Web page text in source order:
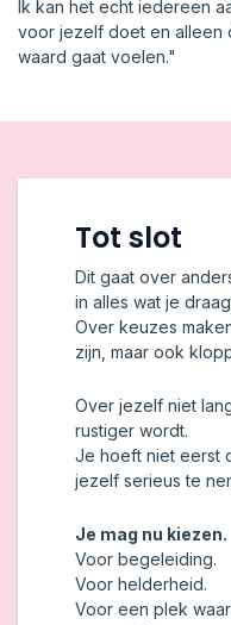
Ik kan het echt iedereen
voor jezelf doet en alleen
waard gaat voelen."
Tot slot
Dit gaat over
in alles wat je
Over keuzes
zijn, maar ook
Over jezelf niet
rustiger wordt.
Je hoeft niet eerst
jezelf serieus te
Je mag nu kiezen.
Voor begeleiding.
Voor helderheid.
Voor een plek